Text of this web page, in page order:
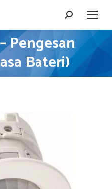
Search:
Pengesan
Bateri)
here: